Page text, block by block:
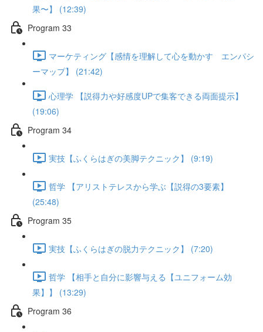
果〜】 (12:39)
Program 33
マーケティング【感情を理解して心を動かす エンパシ
ーマップ】 (21:42)
心理学 【説得力や好感度UPで集客できる両面提示】
(19:06)
Program 34
実技【ふくらはぎの美脚テクニック】 (9:19)
哲学 【アリストテレスから学ぶ【説得の3要素】
(25:48)
Program 35
実技【ふくらはぎの脱力テクニック】 (7:20)
哲学 【相手と自分に影響与える【ユニフォーム効
果】】 (13:29)
Program 36